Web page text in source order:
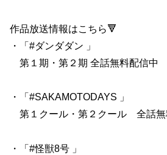
作品放送情報はこちら🔻
・「#ダンダダン 」
第１期・第２期 全話無料配信中
・「#SAKAMOTODAYS 」
第１クール・第２クール 全話無
・「#怪獣8号 」